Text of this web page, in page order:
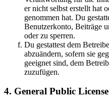
er nicht selbst erstellt hat
genommen hat. Du
Benutzerkonto, Beiträge
oder zu sperren.
Du gestattest dem
abzuändern, sofern sie
geeignet sind, dem
zuzufügen.
4. General Public License